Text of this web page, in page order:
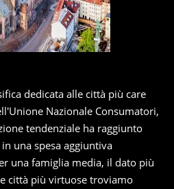
dedicata alle città più care
Nazionale Consumatori,
tendenziale ha raggiunto
una spesa aggiuntiva
una famiglia media, il dato più
città più virtuose troviamo